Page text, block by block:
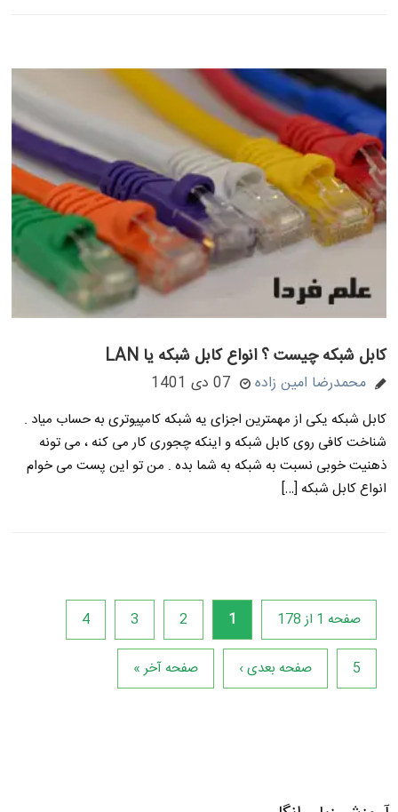
کابل شبکه چیست ؟ انواع کابل شبکه یا LAN
محمدرضا امین زاده 07 دی 1401
کابل شبکه یکی از مهمترین اجزای یه شبکه کامپیوتری به حساب میاد .
شناخت کافی روی کابل شبکه و اینکه چجوری کار می کنه ، می تونه
ذهنیت خوبی نسبت به شبکه به شما بده . من تو این پست می خوام
انواع کابل شبکه […]
صفحه 1 از 178 1
2
3
4
5 صفحه بعدی › صفحه آخر »